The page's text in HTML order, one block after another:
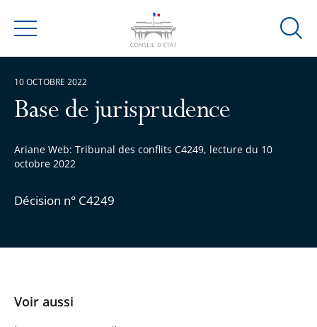
Menu
Ouvrir
Base de jurisprudence
Ariane Web: Tribunal des conflits C4249, lecture du 10
octobre 2022
Décision n° C4249
10 OCTOBRE 2022
Voir aussi